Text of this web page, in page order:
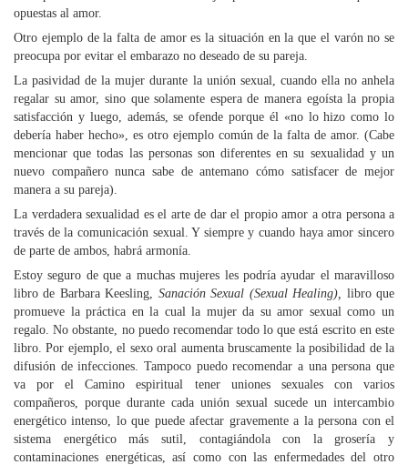
opuestas al amor.
Otro ejemplo de la falta de amor es la situación en la que el varón no se
preocupa por evitar el embarazo no deseado de su pareja.
La pasividad de la mujer durante la unión sexual, cuando ella no anhela
regalar su amor, sino que solamente espera de manera egoísta la propia
satisfacción y luego, además, se ofende porque él «no lo hizo como lo
debería haber hecho», es otro ejemplo común de la falta de amor. (Cabe
mencionar que todas las personas son diferentes en su sexualidad y un
nuevo compañero nunca sabe de antemano cómo satisfacer de mejor
manera a su pareja).
La verdadera sexualidad es el arte de dar el propio amor a otra persona a
través de la comunicación sexual. Y siempre y cuando haya amor sincero
de parte de ambos, habrá armonía.
Estoy seguro de que a muchas mujeres les podría ayudar el maravilloso
libro de Barbara Keesling, Sanación Sexual (Sexual Healing), libro que
promueve la práctica en la cual la mujer da su amor sexual como un
regalo. No obstante, no puedo recomendar todo lo que está escrito en este
libro. Por ejemplo, el sexo oral aumenta bruscamente la posibilidad de la
difusión de infecciones. Tampoco puedo recomendar a una persona que
va por el Camino espiritual tener uniones sexuales con varios
compañeros, porque durante cada unión sexual sucede un intercambio
energético intenso, lo que puede afectar gravemente a la persona con el
sistema energético más sutil, contagiándola con la grosería y
contaminaciones energéticas, así como con las enfermedades del otro